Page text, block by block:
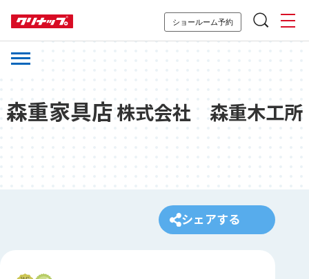
ショールーム予約
森重家具店株式会社 森重木工所
シェアする